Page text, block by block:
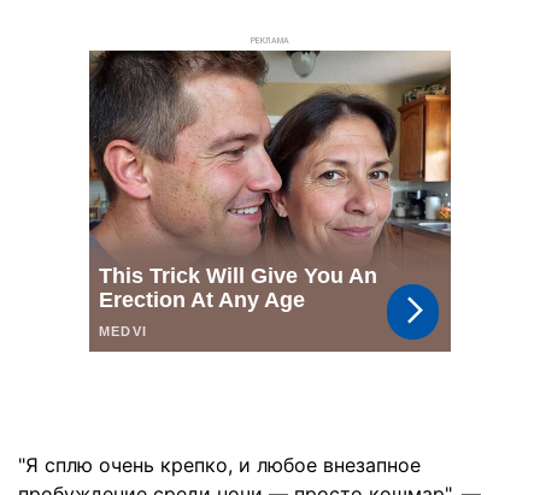
РЕКЛАМА
"Я сплю очень крепко, и любое внезапное